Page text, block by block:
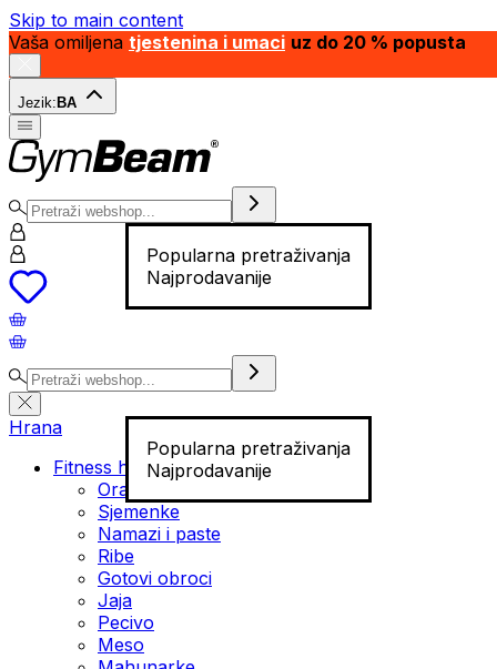
Skip to main content
Vaša omiljena tjestenina i umaci uz do 20 % popusta
Jezik: BA
Popularna pretraživanja
Najprodavanije
Popularna pretraživanja
Najprodavanije
Hrana
Fitness hrana
Orašasti plodovi
Sjemenke
Namazi i paste
Ribe
Gotovi obroci
Jaja
Pecivo
Meso